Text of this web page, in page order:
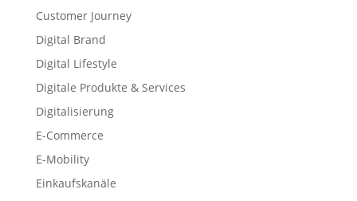
Customer Journey
Digital Brand
Digital Lifestyle
Digitale Produkte & Services
Digitalisierung
E-Commerce
E-Mobility
Einkaufskanäle